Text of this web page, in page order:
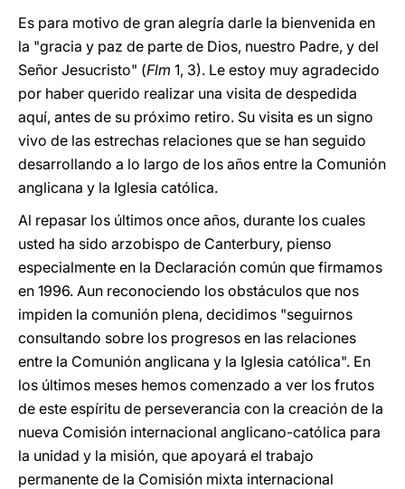
Es para motivo de gran alegría darle la bienvenida en
la "gracia y paz de parte de Dios, nuestro Padre, y del
Señor Jesucristo" (Flm 1, 3). Le estoy muy agradecido
por haber querido realizar una visita de despedida
aquí, antes de su próximo retiro. Su visita es un signo
vivo de las estrechas relaciones que se han seguido
desarrollando a lo largo de los años entre la Comunión
anglicana y la Iglesia católica.
Al repasar los últimos once años, durante los cuales
usted ha sido arzobispo de Canterbury, pienso
especialmente en la Declaración común que firmamos
en 1996. Aun reconociendo los obstáculos que nos
impiden la comunión plena, decidimos "seguirnos
consultando sobre los progresos en las relaciones
entre la Comunión anglicana y la Iglesia católica". En
los últimos meses hemos comenzado a ver los frutos
de este espíritu de perseverancia con la creación de la
nueva Comisión internacional anglicano-católica para
la unidad y la misión, que apoyará el trabajo
permanente de la Comisión mixta internacional